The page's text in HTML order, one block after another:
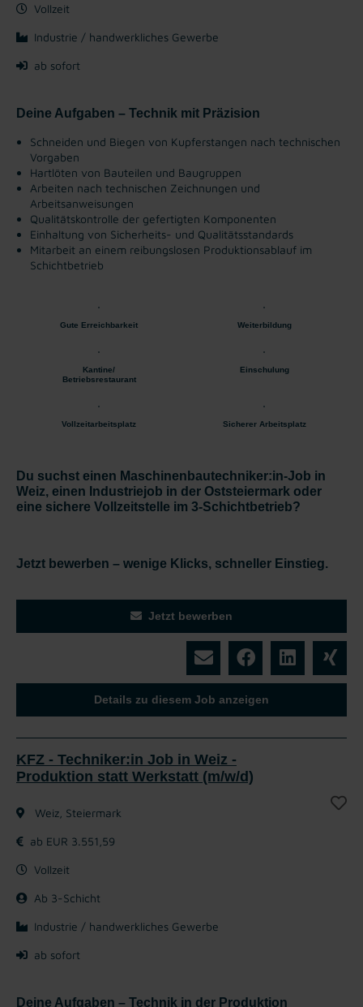
Vollzeit
Industrie / handwerkliches Gewerbe
ab sofort
Deine Aufgaben – Technik mit Präzision
Schneiden und Biegen von Kupferstangen nach technischen
Vorgaben
Hartlöten von Bauteilen und Baugruppen
Arbeiten nach technischen Zeichnungen und
Arbeitsanweisungen
Qualitätskontrolle der gefertigten Komponenten
Einhaltung von Sicherheits- und Qualitätsstandards
Mitarbeit an einem reibungslosen Produktionsablauf im
Schichtbetrieb
Gute Erreichbarkeit Weiterbildung
Kantine/
Betriebsrestaurant
Einschulung
Vollzeitarbeitsplatz Sicherer Arbeitsplatz
Du suchst einen Maschinenbautechniker:in-Job in
Weiz, einen Industriejob in der Oststeiermark oder
eine sichere Vollzeitstelle im 3-Schichtbetrieb?
Jetzt bewerben – wenige Klicks, schneller Einstieg.
Jetzt bewerben
Details zu diesem Job anzeigen
KFZ - Techniker:in Job in Weiz -
Produktion statt Werkstatt (m/w/d)
Weiz, Steiermark
ab EUR 3.551,59
Vollzeit
Ab 3-Schicht
Industrie / handwerkliches Gewerbe
ab sofort
Deine Aufgaben – Technik in der Produktion